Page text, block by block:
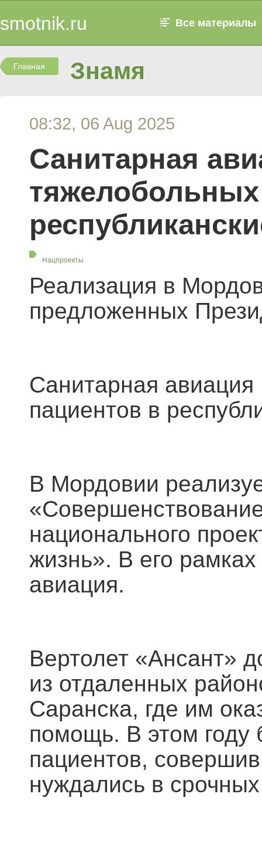
smotnik.ru Все материалы
Главная Знамя
08:32, 06 Aug 2025
Санитарная
Нацпроекты
Реализация в
предложенных
Санитарная
пациентов в
В Мордовии
национального
жизнь». В его
авиация.
Вертолет «Ансант»
из отдаленных
Саранска, где им
помощь. В этом году
пациентов,
нуждались в